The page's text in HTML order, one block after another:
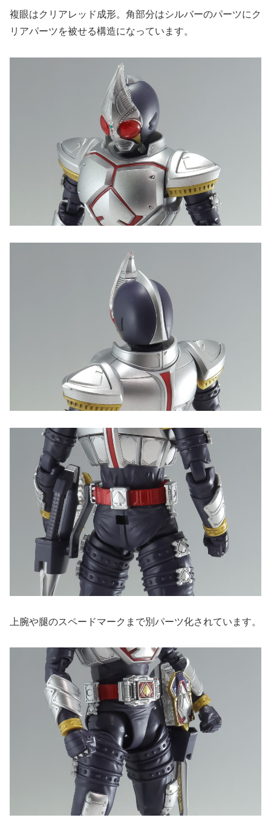
複眼はクリアレッド成形。角部分はシルバーのパーツにク
リアパーツを被せる構造になっています。
上腕や腿のスペードマークまで別パーツ化されています。